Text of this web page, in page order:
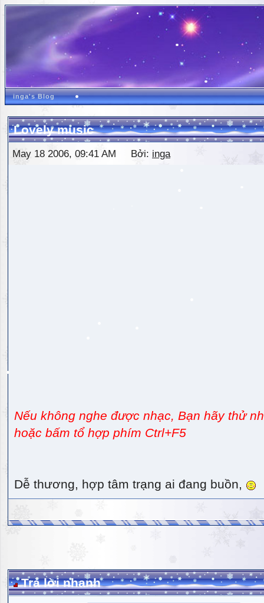
inga's Blog
Lovely music
May 18 2006, 09:41 AM Bởi: inga
Nếu không nghe được nhạc, Bạn hãy thử
hoặc bấm tổ hợp phím Ctrl+F5
Dễ thương, hợp tâm trạng ai đang buồn,
Trả lời nhanh